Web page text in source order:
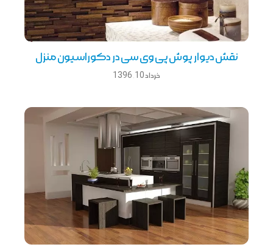
نقش ديوار پوش پی وی سی در دکوراسيون منزل
خرداد 10, 1396